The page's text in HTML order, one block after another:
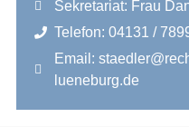
Sekretariat: Frau
Telefon: 04131 /
Email:
lueneburg.de